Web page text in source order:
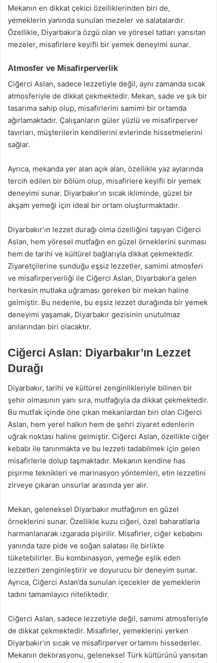
Mekanın en dikkat çekici özelliklerinden biri de,
yemeklerin yanında sunulan mezeler ve salatalardır.
Özellikle, Diyarbakır’a özgü olan ve yöresel tatları yansıtan
mezeler, misafirlere keyifli bir yemek deneyimi sunar.
Atmosfer ve Misafirperverlik
Ciğerci Aslan, sadece lezzetiyle değil, aynı zamanda sıcak
atmosferiyle de dikkat çekmektedir. Mekan, sade ve şık bir
tasarıma sahip olup, misafirlerini samimi bir ortamda
ağırlamaktadır. Çalışanların güler yüzlü ve misafirperver
tavırları, müşterilerin kendilerini evlerinde hissetmelerini
sağlar.
Ayrıca, mekanda yer alan açık alan, özellikle yaz aylarında
tercih edilen bir bölüm olup, misafirlere keyifli bir yemek
deneyimi sunar. Diyarbakır’ın sıcak ikliminde, güzel bir
akşam yemeği için ideal bir ortam oluşturmaktadır.
Diyarbakır’ın lezzet durağı olma özelliğini taşıyan Ciğerci
Aslan, hem yöresel mutfağın en güzel örneklerini sunması
hem de tarihi ve kültürel bağlarıyla dikkat çekmektedir.
Ziyaretçilerine sunduğu eşsiz lezzetler, samimi atmosferi
ve misafirperverliği ile Ciğerci Aslan, Diyarbakır’a gelen
herkesin mutlaka uğraması gereken bir mekan haline
gelmiştir. Bu nedenle, bu eşsiz lezzet durağında bir yemek
deneyimi yaşamak, Diyarbakır gezisinin unutulmaz
anılarından biri olacaktır.
Ciğerci Aslan: Diyarbakır’ın Lezzet
Durağı
Diyarbakır, tarihi ve kültürel zenginlikleriyle bilinen bir
şehir olmasının yanı sıra, mutfağıyla da dikkat çekmektedir.
Bu mutfak içinde öne çıkan mekanlardan biri olan Ciğerci
Aslan, hem yerel halkın hem de şehri ziyaret edenlerin
uğrak noktası haline gelmiştir. Ciğerci Aslan, özellikle ciğer
kebabı ile tanınmakta ve bu lezzeti tadabilmek için gelen
misafirlerle dolup taşmaktadır. Mekanın kendine has
pişirme teknikleri ve marinasyon yöntemleri, etin lezzetini
zirveye çıkaran unsurlar arasında yer alır.
Mekan, geleneksel Diyarbakır mutfağının en güzel
örneklerini sunar. Özellikle kuzu ciğeri, özel baharatlarla
harmanlanarak ızgarada pişirilir. Misafirler, ciğer kebabını
yanında taze pide ve soğan salatası ile birlikte
tüketebilirler. Bu kombinasyon, yemeğe eşlik eden
lezzetleri zenginleştirir ve doyurucu bir deneyim sunar.
Ayrıca, Ciğerci Aslan’da sunulan içecekler de yemeklerin
tadını tamamlayıcı niteliktedir.
Ciğerci Aslan, sadece lezzetiyle değil, samimi atmosferiyle
de dikkat çekmektedir. Misafirler, yemeklerini yerken
Diyarbakır’ın sıcak ve misafirperver ortamını hissederler.
Mekanın dekorasyonu, geleneksel Türk kültürünü yansıtan